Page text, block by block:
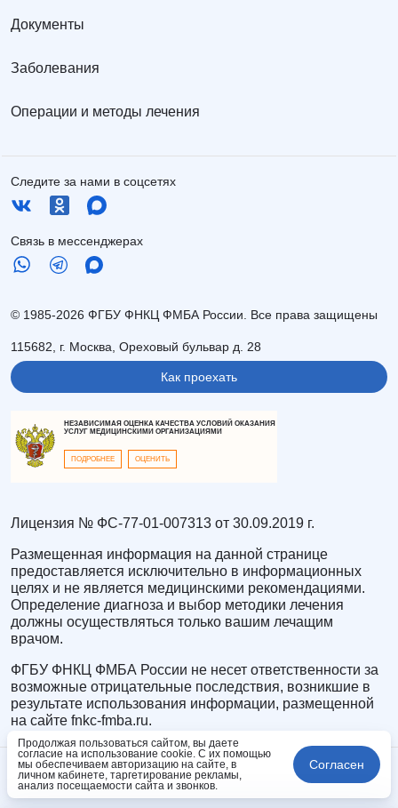
Документы
Заболевания
Операции и методы лечения
Следите за нами в соцсетях
Связь в мессенджерах
© 1985-2026 ФГБУ ФНКЦ ФМБА России. Все права защищены
115682, г. Москва, Ореховый бульвар д. 28
Как проехать
НЕЗАВИСИМАЯ ОЦЕНКА КАЧЕСТВА УСЛОВИЙ ОКАЗАНИЯ
УСЛУГ МЕДИЦИНСКИМИ ОРГАНИЗАЦИЯМИ
ПОДРОБНЕЕ ОЦЕНИТЬ
Лицензия № ФС-77-01-007313 от 30.09.2019 г.
Размещенная информация на данной странице
предоставляется исключительно в информационных
целях и не является медицинскими рекомендациями.
Определение диагноза и выбор методики лечения
должны осуществляться только вашим лечащим
врачом.
ФГБУ ФНКЦ ФМБА России не несет ответственности за
возможные отрицательные последствия, возникшие в
результате использования информации, размещенной
на сайте fnkc-fmba.ru.
Продолжая пользоваться сайтом, вы даете
согласие на использование cookie. С их помощью
мы обеспечиваем авторизацию на сайте, в
личном кабинете, таргетирование рекламы,
анализ посещаемости сайта и звонков.
Согласен